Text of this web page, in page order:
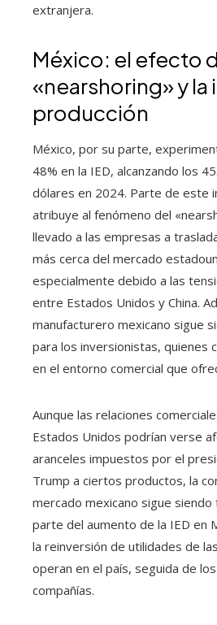
extranjera.
México: el efecto
«nearshoring» y la
producción
México, por su parte,
48% en la IED, alcanzando los
dólares en 2024. Parte de este
atribuye al fenómeno del
llevado a las empresas a
más cerca del mercado
especialmente debido a las
entre Estados Unidos y China.
manufacturero mexicano sigue
para los inversionistas, quienes
en el entorno comercial que
Aunque las relaciones
Estados Unidos podrían verse
aranceles impuestos por el
Trump a ciertos productos, la
mercado mexicano sigue
parte del aumento de la IED en
la reinversión de utilidades de
operan en el país, seguida de
compañías.